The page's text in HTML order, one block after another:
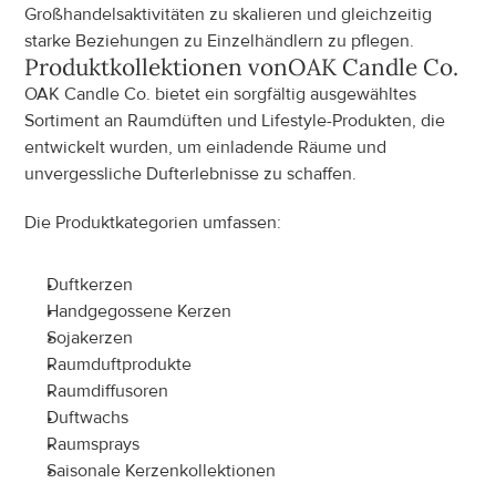
Großhandelsaktivitäten zu skalieren und gleichzeitig
starke Beziehungen zu Einzelhändlern zu pflegen.
Produktkollektionen vonOAK Candle Co.
OAK Candle Co. bietet ein sorgfältig ausgewähltes
Sortiment an Raumdüften und Lifestyle-Produkten, die
entwickelt wurden, um einladende Räume und
unvergessliche Dufterlebnisse zu schaffen.
Die Produktkategorien umfassen:
Duftkerzen
Handgegossene Kerzen
Sojakerzen
Raumduftprodukte
Raumdiffusoren
Duftwachs
Raumsprays
Saisonale Kerzenkollektionen